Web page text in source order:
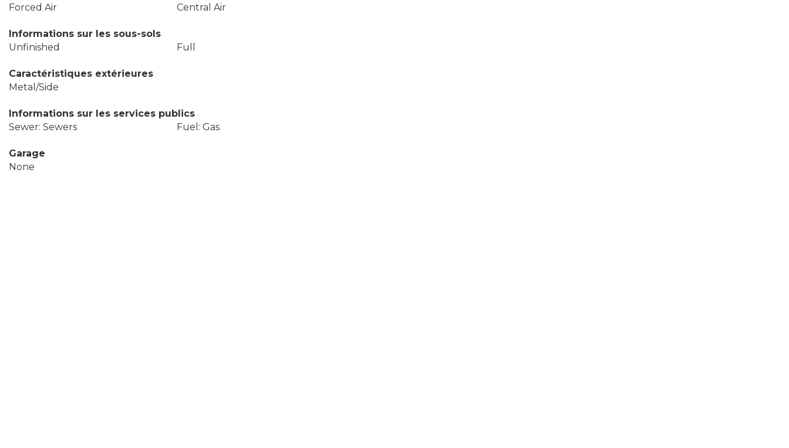
Forced Air
Central Air
Informations sur les sous-sols
Unfinished
Full
Caractéristiques extérieures
Metal/Side
Informations sur les services publics
Sewer: Sewers
Fuel: Gas
Garage
None